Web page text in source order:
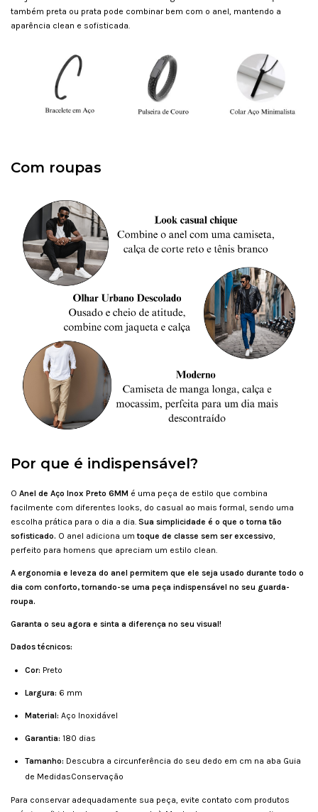
também preta ou prata pode combinar bem com o anel, mantendo a
aparência clean e sofisticada.
Com roupas
Por que é indispensável?
O Anel de Aço Inox Preto 6MM é uma peça de estilo que combina
facilmente com diferentes looks, do casual ao mais formal, sendo uma
escolha prática para o dia a dia. Sua simplicidade é o que o torna tão
sofisticado. O anel adiciona um toque de classe sem ser excessivo,
perfeito para homens que apreciam um estilo clean.
A ergonomia e leveza do anel permitem que ele seja usado durante todo o
dia com conforto, tornando-se uma peça indispensável no seu guarda-
roupa.
Garanta o seu agora e sinta a diferença no seu visual!
Dados técnicos:
Cor: Preto
Largura: 6 mm
Material: Aço Inoxidável
Garantia: 180 dias
Tamanho: Descubra a circunferência do seu dedo em cm na aba Guia
de MedidasConservação
Para conservar adequadamente sua peça, evite contato com produtos